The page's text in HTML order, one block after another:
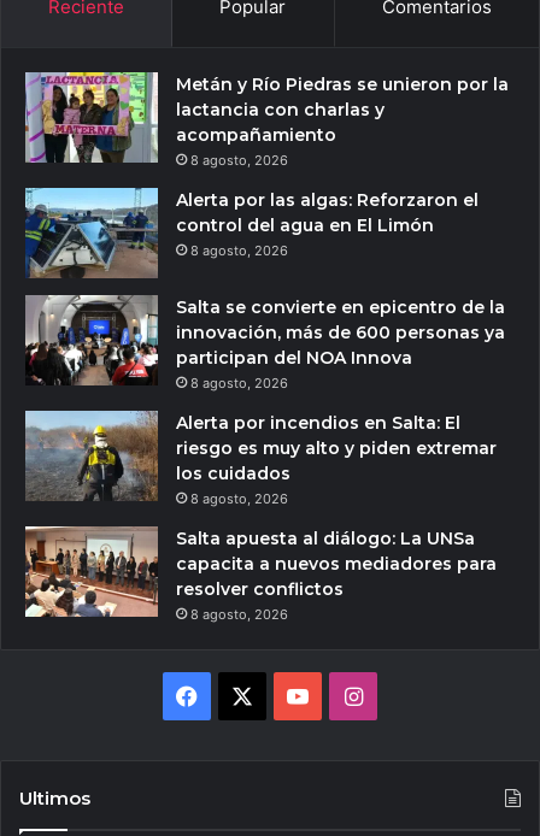
Reciente Popular Comentarios
Metán y Río Piedras se unieron por la
lactancia con charlas y
acompañamiento
8 agosto, 2026
Alerta por las algas: Reforzaron el
control del agua en El Limón
8 agosto, 2026
Salta se convierte en epicentro de la
innovación, más de 600 personas ya
participan del NOA Innova
8 agosto, 2026
Alerta por incendios en Salta: El
riesgo es muy alto y piden extremar
los cuidados
8 agosto, 2026
Salta apuesta al diálogo: La UNSa
capacita a nuevos mediadores para
resolver conflictos
8 agosto, 2026
Facebook YouTubeInstagram
Ultimos